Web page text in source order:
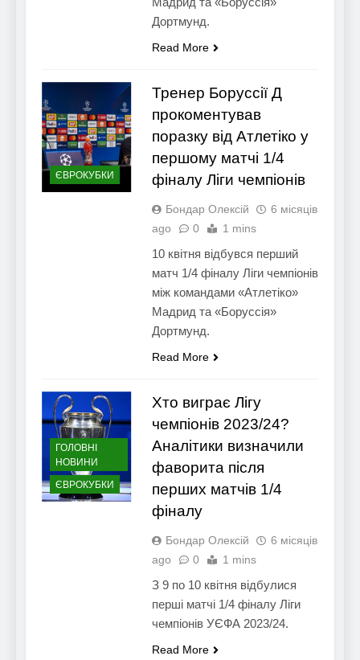
Дортмунд.
Read More
ЄВРОКУБКИ
Тренер Боруссії Д
прокоментував
поразку від Атлетіко у
першому матчі 1/4
фіналу Ліги чемпіонів
Бондар Олексій
6 місяців
ago
0 1 mins
10 квітня відбувся перший
матч 1/4 фіналу Ліги чемпіонів
між командами «Атлетіко»
Мадрид та «Боруссія»
Дортмунд.
Read More
ГОЛОВНІ
НОВИНИ
ЄВРОКУБКИ
Хто виграє Лігу
чемпіонів 2023/24?
Аналітики визначили
фаворита після
перших матчів 1/4
фіналу
Бондар Олексій
6 місяців
ago
0 1 mins
З 9 по 10 квітня відбулися
перші матчі 1/4 фіналу Ліги
чемпіонів УЄФА 2023/24.
Read More